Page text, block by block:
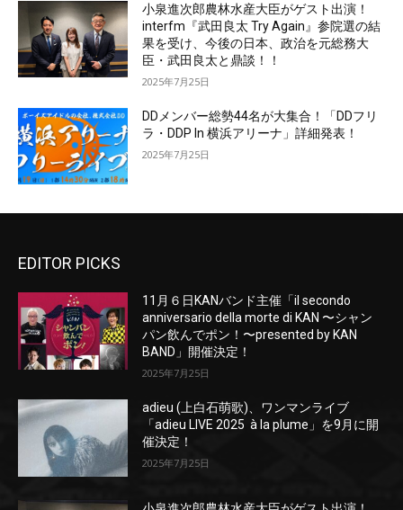
小泉進次郎農林水産大臣がゲスト出演！
interfm『武田良太 Try Again』参院選の結
果を受け、今後の日本、政治を元総務大
臣・武田良太と鼎談！！
2025年7月25日
DDメンバー総勢44名が大集合！「DDフリ
ラ・DDP In 横浜アリーナ」詳細発表！
2025年7月25日
EDITOR PICKS
11月６日KANバンド主催「il secondo
anniversario della morte di KAN 〜シャン
パン飲んでポン！〜presented by KAN
BAND」開催決定！
2025年7月25日
adieu (上白石萌歌)、ワンマンライブ
「adieu LIVE 2025 à la plume」を9月に開
催決定！
2025年7月25日